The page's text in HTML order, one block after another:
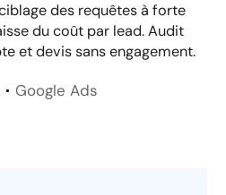
des requêtes à forte
du coût par lead. Audit
et devis sans engagement.
Google Ads